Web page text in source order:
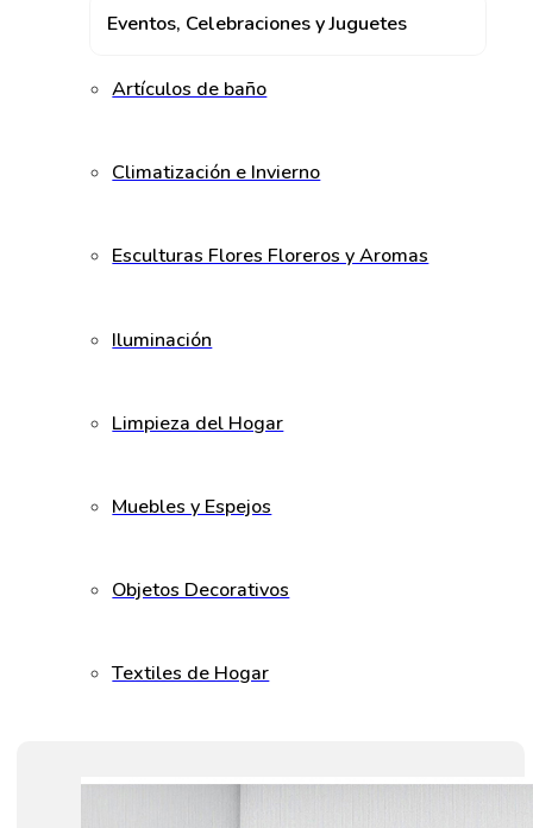
Eventos, Celebraciones y Juguetes
Artículos de baño
Climatización e Invierno
Esculturas Flores Floreros y Aromas
Iluminación
Limpieza del Hogar
Muebles y Espejos
Objetos Decorativos
Textiles de Hogar